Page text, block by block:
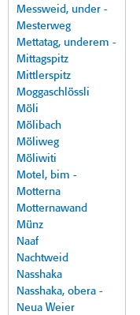
Messweid, under -
Mesterweg
Mettatag, underem -
Mittagspitz
Mittlerspitz
Moggaschlössli
Möli
Mölibach
Möliweg
Möliwiti
Motel, bim -
Motterna
Motternawand
Münz
Naaf
Nachtweid
Nasshaka
Nasshaka, obera -
Neua Weier